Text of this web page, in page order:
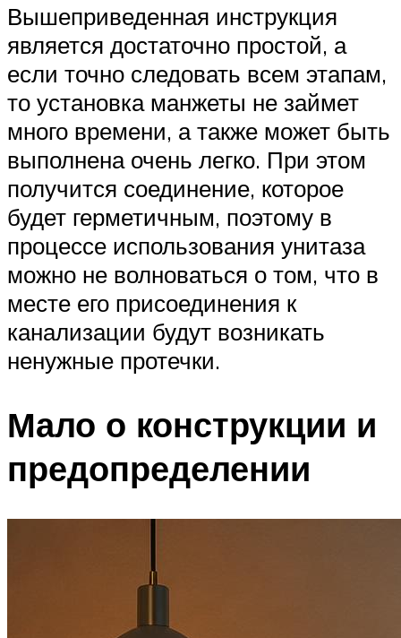
Вышеприведенная инструкция
является достаточно простой, а
если точно следовать всем этапам,
то установка манжеты не займет
много времени, а также может быть
выполнена очень легко. При этом
получится соединение, которое
будет герметичным, поэтому в
процессе использования унитаза
можно не волноваться о том, что в
месте его присоединения к
канализации будут возникать
ненужные протечки.
Мало о конструкции и
предопределении